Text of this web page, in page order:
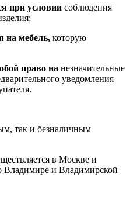
при условии соблюдения
на мебель, которую
право на незначительные
уведомления
так и безналичным
в Москве и
Владимире и Владимирской